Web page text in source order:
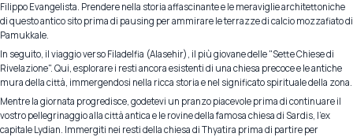
Filippo Evangelista. Prendere nella storia affascinante e le meraviglie architettoniche
di questo antico sito prima di pausing per ammirare le terrazze di calcio mozzafiato di
Pamukkale.
In seguito, il viaggio verso Filadelfia (Alasehir), il più giovane delle "Sette Chiese di
Rivelazione". Qui, esplorare i resti ancora esistenti di una chiesa precoce e le antiche
mura della città, immergendosi nella ricca storia e nel significato spirituale della zona.
Mentre la giornata progredisce, godetevi un pranzo piacevole prima di continuare il
vostro pellegrinaggio alla città antica e le rovine della famosa chiesa di Sardis, l'ex
capitale Lydian. Immergiti nei resti della chiesa di Thyatira prima di partire per